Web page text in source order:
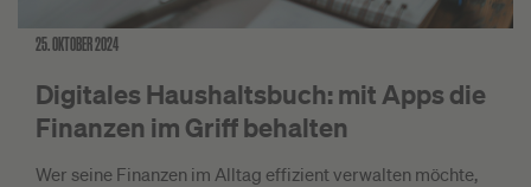
25. OKTOBER 2024
Digitales Haushaltsbuch: mit Apps die
Finanzen im Griff behalten
Wer seine Finanzen im Alltag effizient verwalten möchte,